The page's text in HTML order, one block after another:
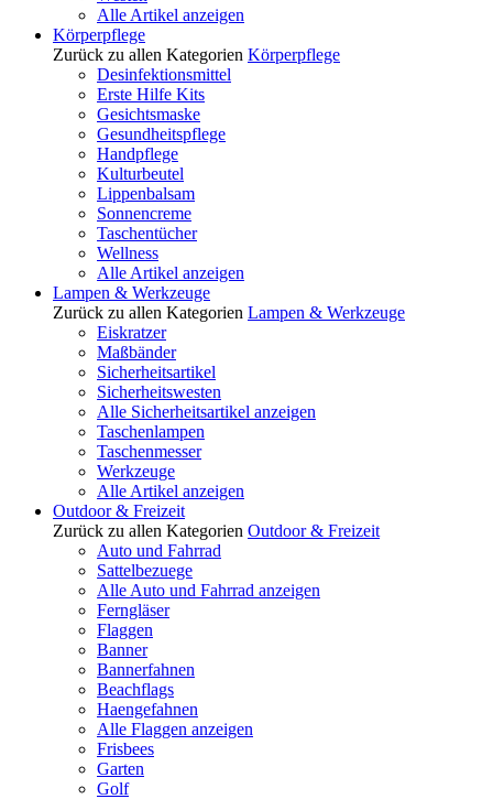
Alle Artikel anzeigen
Körperpflege
Zurück zu allen Kategorien Körperpflege
Desinfektionsmittel
Erste Hilfe Kits
Gesichtsmaske
Gesundheitspflege
Handpflege
Kulturbeutel
Lippenbalsam
Sonnencreme
Taschentücher
Wellness
Alle Artikel anzeigen
Lampen & Werkzeuge
Zurück zu allen Kategorien Lampen & Werkzeuge
Eiskratzer
Maßbänder
Sicherheitsartikel
Sicherheitswesten
Alle Sicherheitsartikel anzeigen
Taschenlampen
Taschenmesser
Werkzeuge
Alle Artikel anzeigen
Outdoor & Freizeit
Zurück zu allen Kategorien Outdoor & Freizeit
Auto und Fahrrad
Sattelbezuege
Alle Auto und Fahrrad anzeigen
Ferngläser
Flaggen
Banner
Bannerfahnen
Beachflags
Haengefahnen
Alle Flaggen anzeigen
Frisbees
Garten
Golf